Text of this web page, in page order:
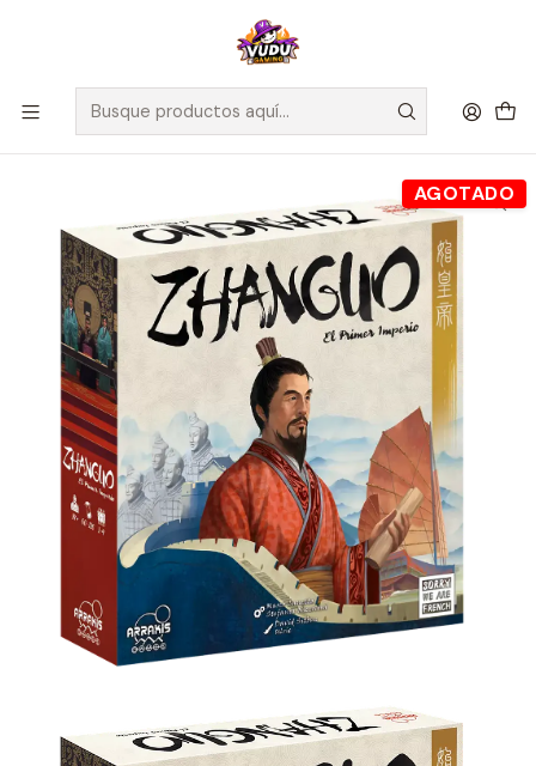
🚀 ¡Despachamos a todo Chile! Envío GRATIS a Regiones sobre
$100.000 y a RM sobre $35.000
Inicio Juegos de Mesa Editorial Arrakis Games
Zhanguo: El Primer Imperio - Español
AGOTADO